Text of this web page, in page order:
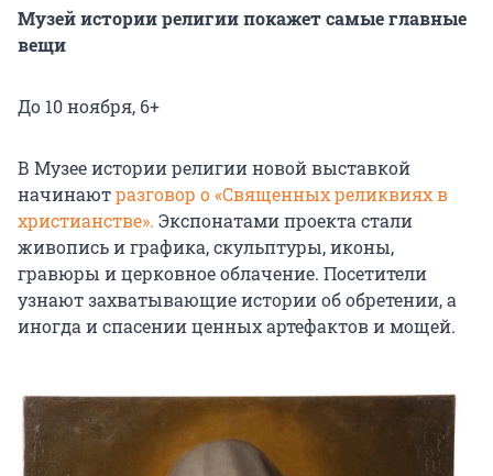
Музей истории религии покажет самые главные
вещи
До 10 ноября, 6+
В Музее истории религии новой выставкой
начинаютразговор о «Священных реликвиях в
христианстве». Экспонатами проекта стали
живопись и графика, скульптуры, иконы,
гравюры и церковное облачение. Посетители
узнают захватывающие истории об обретении, а
иногда и спасении ценных артефактов и мощей.